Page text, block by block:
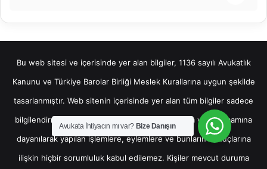
Bu web sitesi ve içerisinde yer alan bilgiler, 1136 sayılı Avukatlık
Kanunu ve Türkiye Barolar Birliği Meslek Kurallarına uygun şekilde
tasarlanmıştır. Web sitenin içerisinde yer alan tüm bilgiler sadece
bilgilendirme amaçlı olup, bu bilgilerin bir kısmına veya tamamına
dayanılarak yapılan işlemlere, eylemlere ve bunların sonuçlarına
ilişkin hiçbir sorumluluk kabul edilemez. Kişiler mevcut duruma
Avukata İhtiyacın mı var? Bize Danışın